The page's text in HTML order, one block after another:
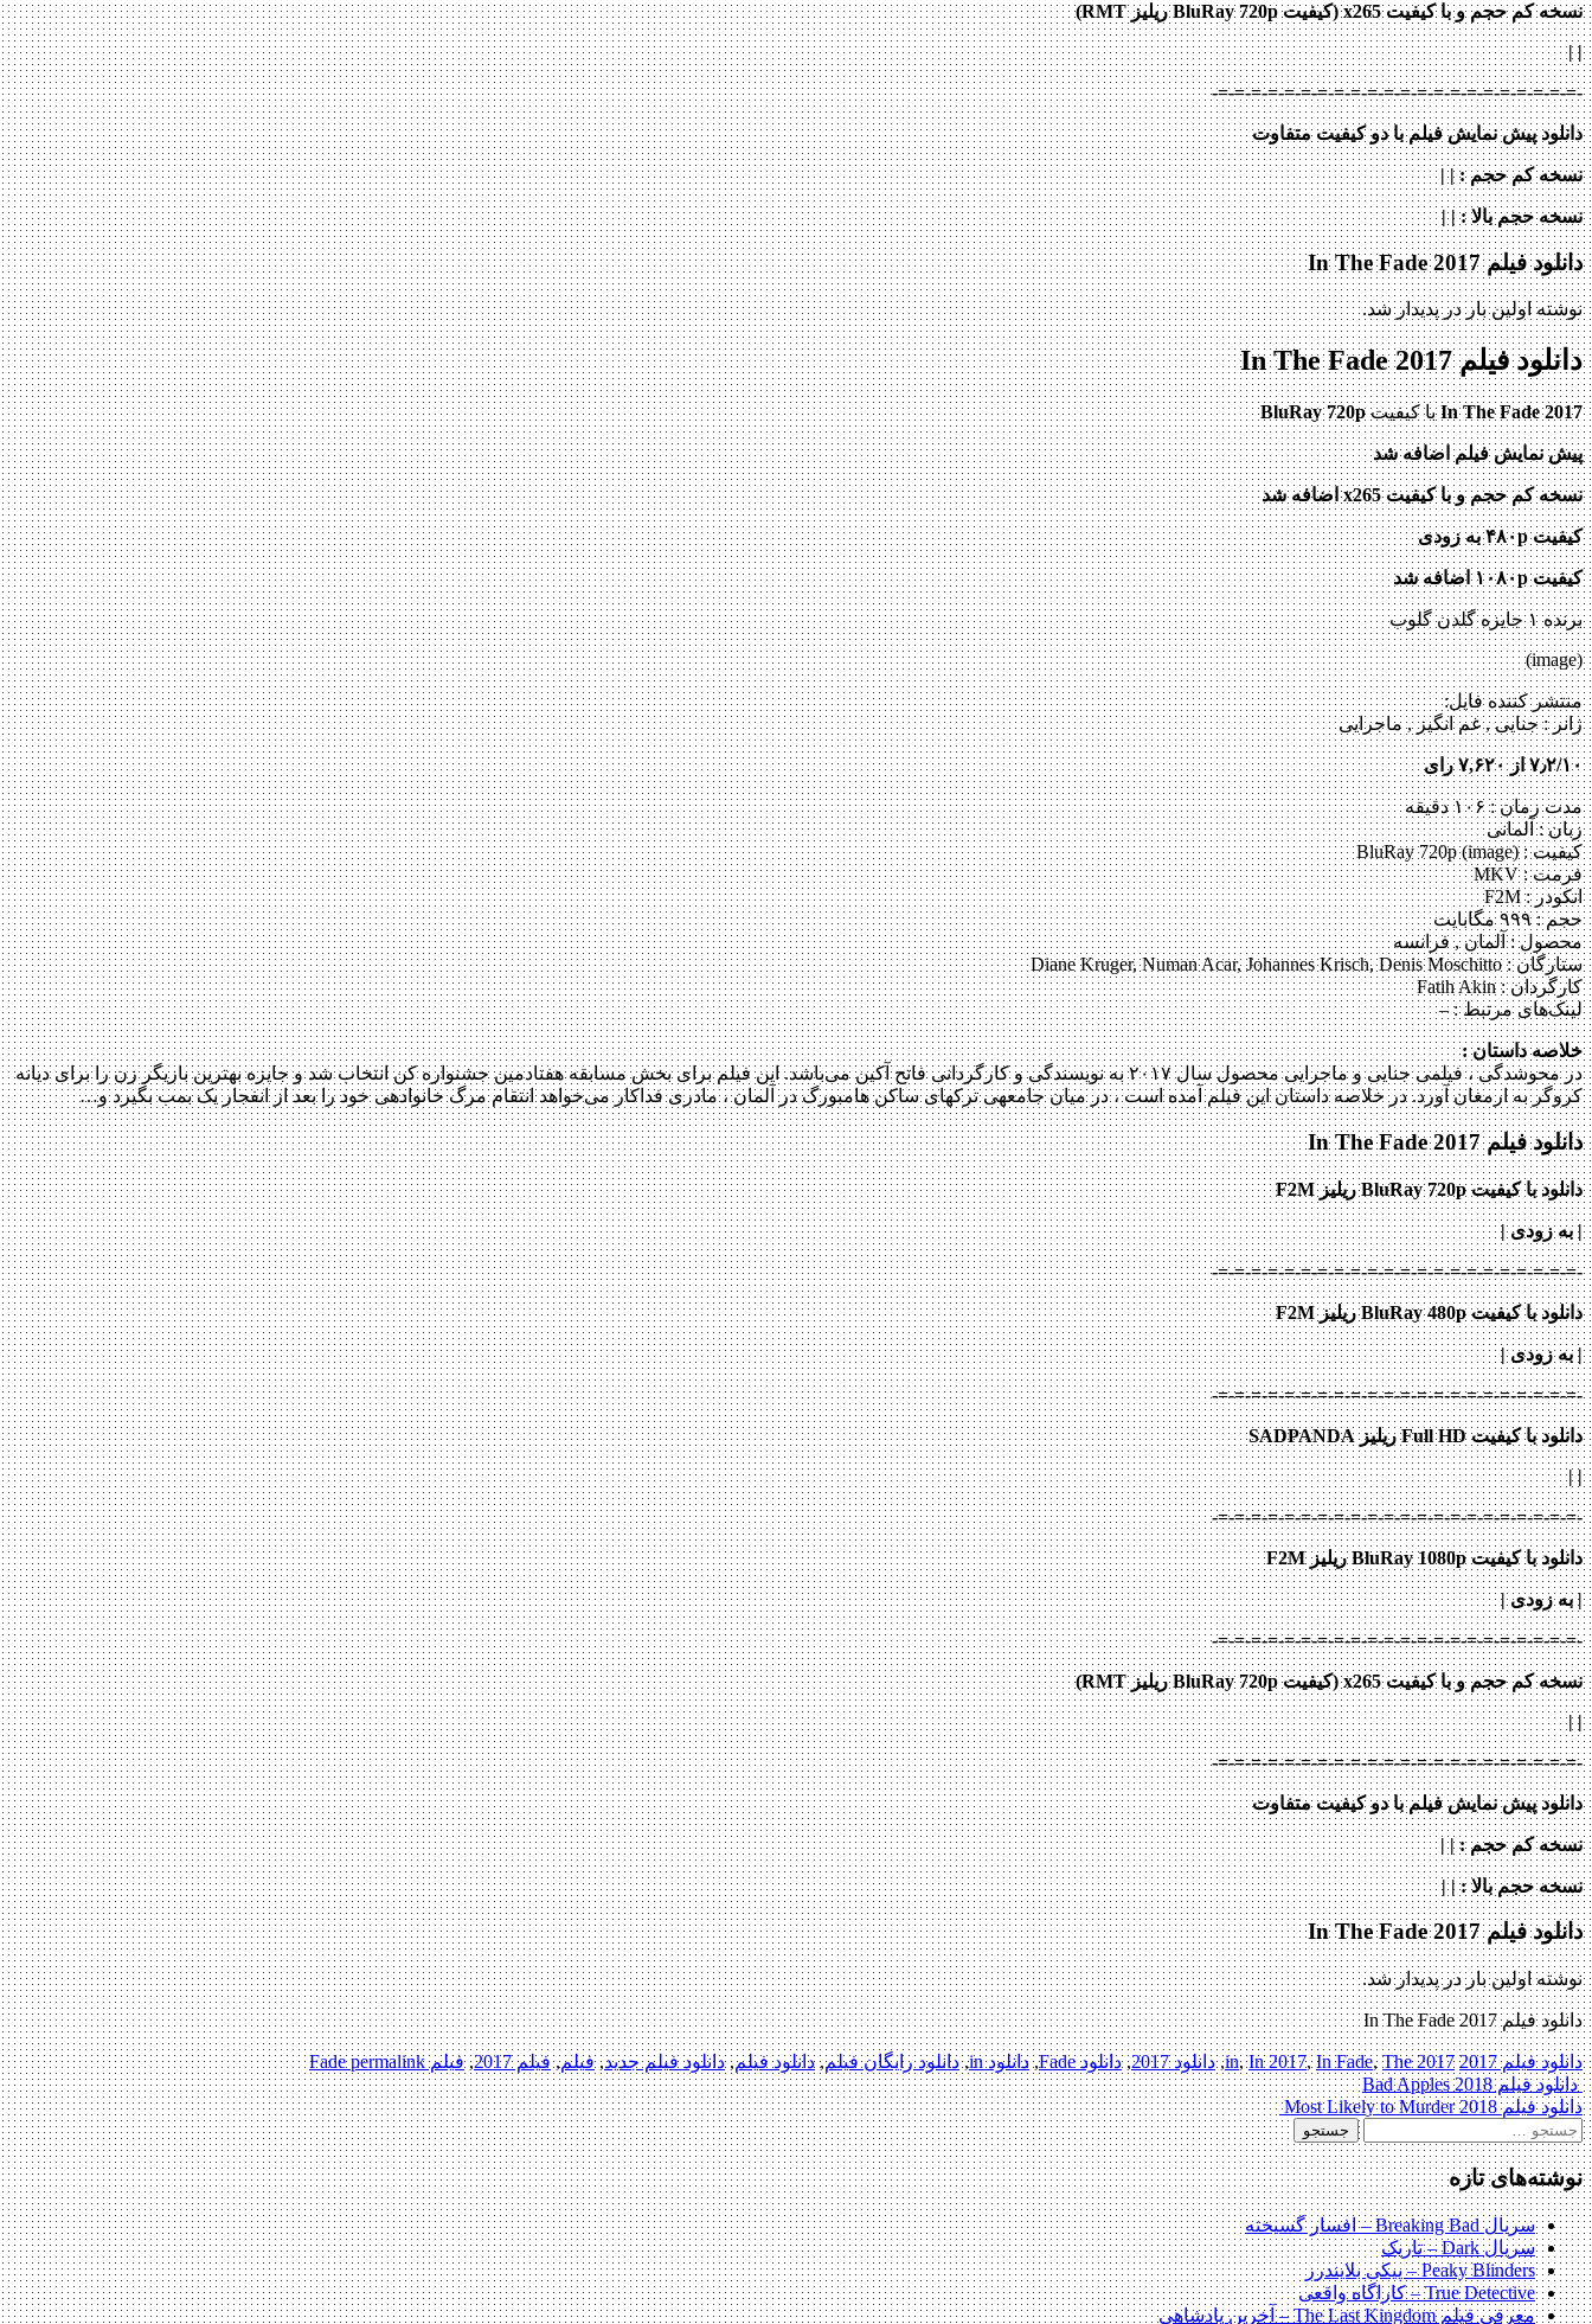
نسخه کم حجم و با کیفیت x265 (کیفیت BluRay 720p ریلیز RMT)
| |
-=-=-=-=-=-=-=-=-=-=-=-=-=-=-=-=-=-=-=-=-=-=-
دانلود پیش نمایش فیلم با دو کیفیت متفاوت
نسخه کم حجم : | |
نسخه حجم بالا : | |
دانلود فیلم In The Fade 2017
نوشته اولین بار در پدیدار شد.
دانلود فیلم In The Fade 2017
In The Fade 2017با کیفیت BluRay 720p
پیش نمایش فیلم اضافه شد
نسخه کم حجم و با کیفیت x265 اضافه شد
کیفیت ۴۸۰p به زودی
کیفیت ۱۰۸۰p اضافه شد
برنده ۱ جایزه گلدن گلوب
(image)
منتشر کننده فایل:
ژانر : جنایی , غم انگیز , ماجرایی
۷٫۲/۱۰ از ۷,۶۲۰ رای
مدت زمان : ۱۰۶ دقیقه
زبان : آلمانی
کیفیت : BluRay 720p (image)
فرمت : MKV
انکودر : F2M
حجم : ۹۹۹ مگابایت
محصول : آلمان , فرانسه
ستارگان : Diane Kruger, Numan Acar, Johannes Krisch, Denis Moschitto
کارگردان : Fatih Akin
لینک‌های مرتبط : –
خلاصه داستان :
در محوشدگی ، فیلمی جنایی و ماجرایی محصول سال ۲۰۱۷ به نویسندگی و کارگردانی فاتح آکین می‌باشد. این فیلم برای بخش مسابقه هفتادمین جشنواره کن انتخاب شد و جایزه بهترین بازیگر زن را برای دیانه
کروگر به ارمغان آورد. در خلاصه داستان این فیلم آمده است ، در میان جامعه‎ی ترک‎های ساکن هامبورگ در آلمان ، مادری فداکار می‌خواهد انتقام مرگ خانواده‎ی خود را بعد از انفجار یک بمب بگیرد و…
دانلود فیلم In The Fade 2017
دانلود با کیفیت BluRay 720p ریلیز F2M
| به زودی |
-=-=-=-=-=-=-=-=-=-=-=-=-=-=-=-=-=-=-=-=-=-=-
دانلود با کیفیت BluRay 480p ریلیز F2M
| به زودی |
-=-=-=-=-=-=-=-=-=-=-=-=-=-=-=-=-=-=-=-=-=-=-
دانلود با کیفیت Full HD ریلیز SADPANDA
|
|
-=-=-=-=-=-=-=-=-=-=-=-=-=-=-=-=-=-=-=-=-=-=-
دانلود با کیفیت BluRay 1080p ریلیز F2M
| به زودی |
-=-=-=-=-=-=-=-=-=-=-=-=-=-=-=-=-=-=-=-=-=-=-
نسخه کم حجم و با کیفیت x265 (کیفیت BluRay 720p ریلیز RMT)
| |
-=-=-=-=-=-=-=-=-=-=-=-=-=-=-=-=-=-=-=-=-=-=-
دانلود پیش نمایش فیلم با دو کیفیت متفاوت
نسخه کم حجم : | |
نسخه حجم بالا : | |
دانلود فیلم In The Fade 2017
نوشته اولین بار در پدیدار شد.
دانلود فیلم In The Fade 2017
دانلود فیلم 2017 2017 in
,In 2017,In Fade, The
,دانلود 2017 ,دانلود Fade ,دانلود in ,دانلود رایگان فیلم, دانلود فیلم,دانلود فیلم جدید,فیلم,فیلم 2017 ,فیلم Fadepermalink
Post
navigation
دانلود فیلم Bad Apples 2018
دانلود فیلم Most Likely to Murder 2018
جستجو
برای:
نوشته‌های تازه
سریال Breaking Bad – افسار گسیخته
سریال Dark – تاریک
Peaky Blinders – پیکی بلایندرز
True Detective – کاراگاه واقعی
معرفی فیلم The Last Kingdom – آخرین پادشاهی